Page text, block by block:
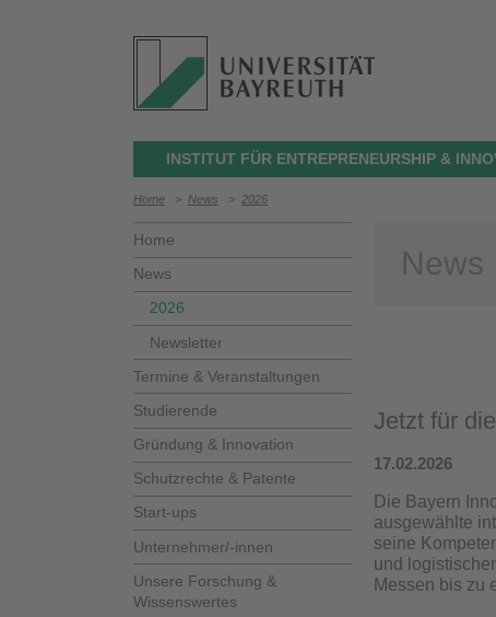
INSTITUT FÜR ENTREPRENEURSHIP &
Home > News > 2026
Home
News
2026
Newsletter
Termine & Veranstaltungen
Studierende
Gründung & Innovation
Schutzrechte & Patente
Start-ups
Unternehmer/-innen
Unsere Forschung &
Wissenswertes
News
Jetzt für
17.02.2026
Die Bayern
ausgewählte
seine
und
Messen bis zu